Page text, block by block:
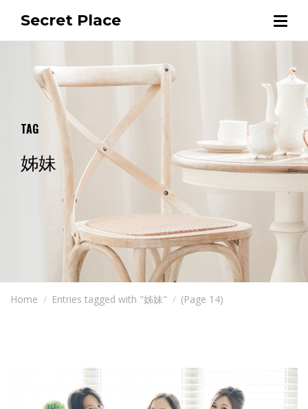
Secret Place
TAG
姊妹
Home Entries tagged with "姊妹" (Page 14)